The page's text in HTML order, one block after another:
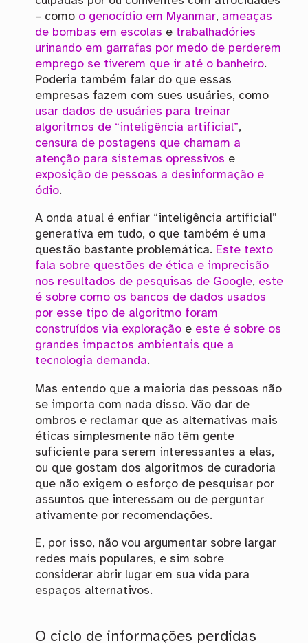
– como o genocídio em Myanmar, ameaças
de bombas em escolas e trabalhadóries
urinando em garrafas por medo de perderem
emprego se tiverem que ir até o banheiro.
Poderia também falar do que essas
empresas fazem com sues usuáries, como
usar dados de usuáries para treinar
algoritmos de “inteligência artificial”,
censura de postagens que chamam a
atenção para sistemas opressivos e
exposição de pessoas a desinformação e
ódio.
A onda atual é enfiar “inteligência artificial”
generativa em tudo, o que também é uma
questão bastante problemática. Este texto
fala sobre questões de ética e imprecisão
nos resultados de pesquisas de Google, este
é sobre como os bancos de dados usados
por esse tipo de algoritmo foram
construídos via exploraçãoe este é sobre os
grandes impactos ambientais que a
tecnologia demanda.
Mas entendo que a maioria das pessoas não
se importa com nada disso. Vão dar de
ombros e reclamar que as alternativas mais
éticas simplesmente não têm gente
suficiente para serem interessantes a elas,
ou que gostam dos algoritmos de curadoria
que não exigem o esforço de pesquisar por
assuntos que interessam ou de perguntar
ativamente por recomendações.
E, por isso, não vou argumentar sobre largar
redes mais populares, e sim sobre
considerar abrir lugar em sua vida para
espaços alternativos.
O ciclo de informações perdidas